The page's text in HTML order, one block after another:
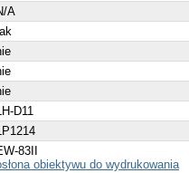
A
D11
83II
obiektywu do wydrukowania